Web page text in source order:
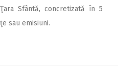
Sfântă, concretizată în 5
sau emisiuni.